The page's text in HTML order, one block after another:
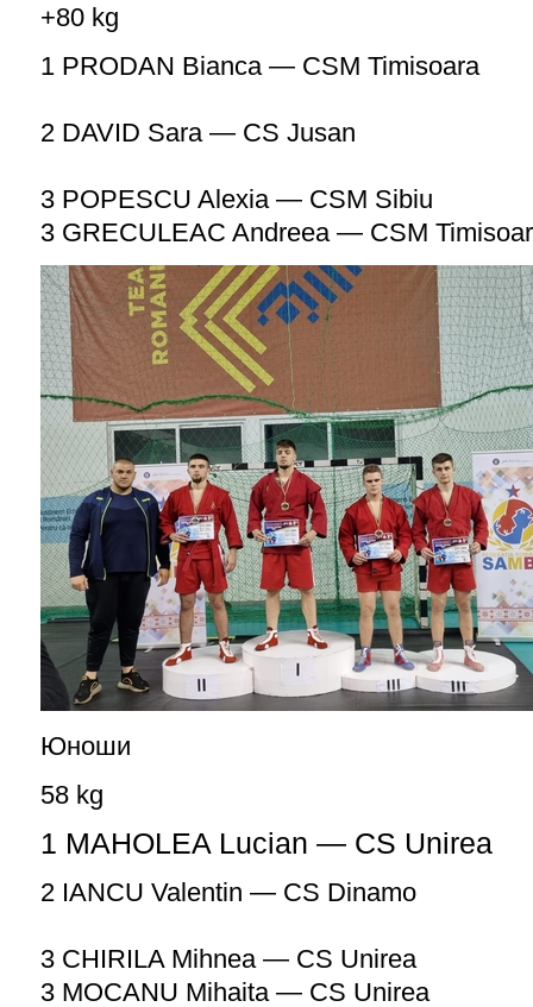
+80 kg
1 PRODAN Bianca — CSM Timisoara
2 DAVID Sara — CS Jusan
3 POPESCU Alexia — CSM Sibiu
3 GRECULEAC Andreea — CSM
Юноши
58 kg
1 MAHOLEA Lucian — CS Unirea
2 IANCU Valentin — CS Dinamo
3 CHIRILA Mihnea — CS Unirea
3 MOCANU Mihaita — CS Unirea